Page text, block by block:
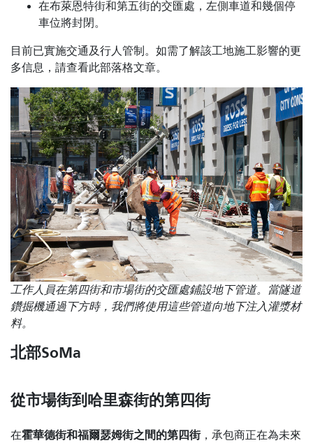
在布萊恩特街和第五街的交匯處，左側車道和幾個停
車位將封閉。
目前已實施交通及行人管制。如需了解該工地施工影響的更
多信息，請查看此部落格文章。
工作人員在第四街和市場街的交匯處鋪設地下管道。當隧道
鑽掘機通過下方時，我們將使用這些管道向地下注入灌漿材
料。
北部SoMa
從市場街到哈里森街的第四街
在霍華德街和福爾瑟姆街之間的第四街，承包商正在為未來